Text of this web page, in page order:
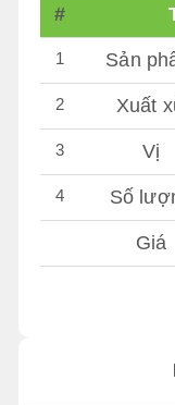
#
1 Sản
2 Xuất
3 Vị
4 Số
Giá